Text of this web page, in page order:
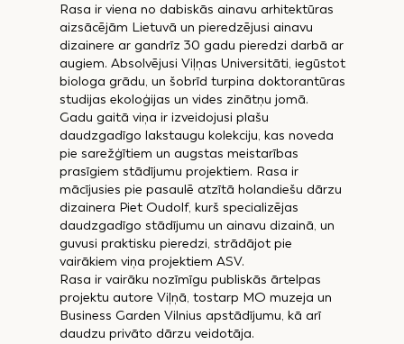
Rasa ir viena no dabiskās ainavu arhitektūras
aizsācējām Lietuvā un pieredzējusi ainavu
dizainere ar gandrīz 30 gadu pieredzi darbā ar
augiem. Absolvējusi Viļņas Universitāti, iegūstot
biologa grādu, un šobrīd turpina doktorantūras
studijas ekoloģijas un vides zinātņu jomā.
Gadu gaitā viņa ir izveidojusi plašu
daudzgadīgo lakstaugu kolekciju, kas noveda
pie sarežģītiem un augstas meistarības
prasīgiem stādījumu projektiem. Rasa ir
mācījusies pie pasaulē atzītā holandiešu dārzu
dizainera Piet Oudolf, kurš specializējas
daudzgadīgo stādījumu un ainavu dizainā, un
guvusi praktisku pieredzi, strādājot pie
vairākiem viņa projektiem ASV.
Rasa ir vairāku nozīmīgu publiskās ārtelpas
projektu autore Viļņā, tostarp MO muzeja un
Business Garden Vilnius apstādījumu, kā arī
daudzu privāto dārzu veidotāja.